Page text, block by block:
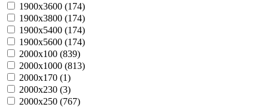
1900х3600 (174)
1900х3800 (174)
1900х5400 (174)
1900х5600 (174)
2000х100 (839)
2000х1000 (813)
2000х170 (1)
2000х230 (3)
2000х250 (767)